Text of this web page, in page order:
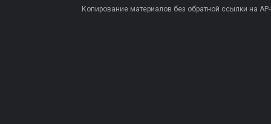
Копирование материалов без обратной ссылки на